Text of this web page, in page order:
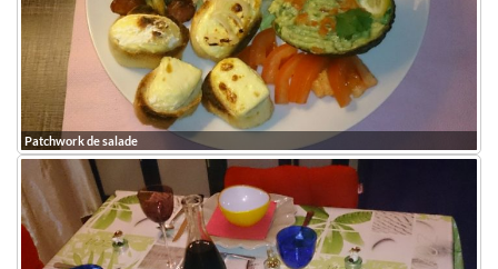
Patchwork de salade